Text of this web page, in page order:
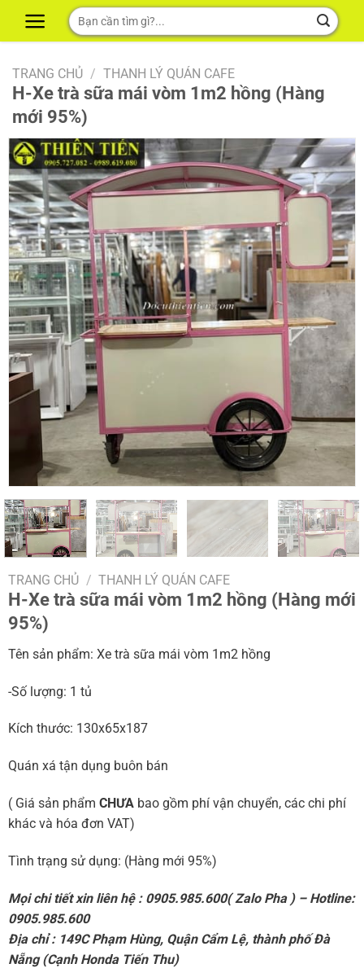
Tìm
kiếm:
TRANG CHỦ / THANH LÝ QUÁN CAFE
H-Xe trà sữa mái vòm 1m2 hồng (Hàng
mới 95%)
TRANG CHỦ / THANH LÝ QUÁN CAFE
H-Xe trà sữa mái vòm 1m2 hồng (Hàng mới
95%)
Tên sản phẩm: Xe trà sữa mái vòm 1m2 hồng
-Số lượng: 1 tủ
Kích thước: 130x65x187
Quán xá tận dụng buôn bán
( Giá sản phẩm CHƯAbao gồm phí vận chuyển, các chi phí
khác và hóa đơn VAT)
Tình trạng sử dụng: (Hàng mới 95%)
Mọi chi tiết xin liên hệ : 0905.985.600( Zalo Pha ) – Hotline:
0905.985.600
Địa chỉ : 149C Phạm Hùng, Quận Cẩm Lệ, thành phố Đà
Nẵng (Cạnh Honda Tiến Thu)